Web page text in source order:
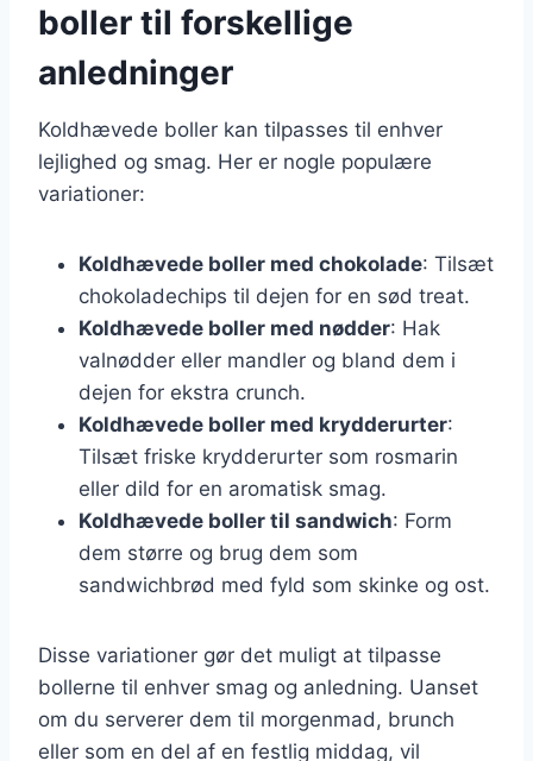
boller til forskellige
anledninger
Koldhævede boller kan tilpasses til enhver
lejlighed og smag. Her er nogle populære
variationer:
Koldhævede boller med chokolade: Tilsæt
chokoladechips til dejen for en sød treat.
Koldhævede boller med nødder: Hak
valnødder eller mandler og bland dem i
dejen for ekstra crunch.
Koldhævede boller med krydderurter:
Tilsæt friske krydderurter som rosmarin
eller dild for en aromatisk smag.
Koldhævede boller til sandwich: Form
dem større og brug dem som
sandwichbrød med fyld som skinke og ost.
Disse variationer gør det muligt at tilpasse
bollerne til enhver smag og anledning. Uanset
om du serverer dem til morgenmad, brunch
eller som en del af en festlig middag, vil